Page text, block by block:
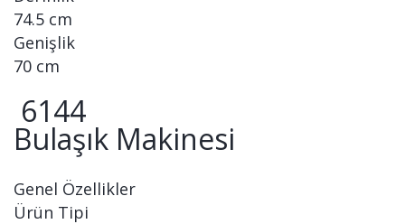
74.5 cm
Genişlik
70 cm
6144
Bulaşık Makinesi
Genel Özellikler
Ürün Tipi